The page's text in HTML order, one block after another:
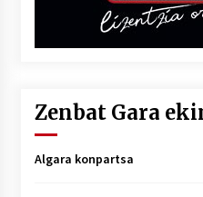
Zenbat Gara
Algara konpartsa